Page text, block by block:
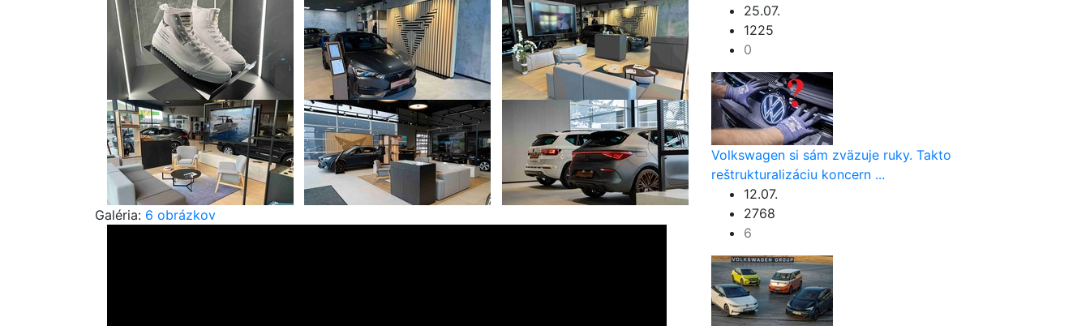
Galéria: 6 obrázkov
25.07.
1225
0
Volkswagen si sám zväzuje ruky. Takto
reštrukturalizáciu koncern ...
12.07.
2768
6